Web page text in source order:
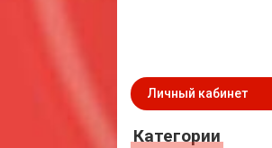
Личный кабинет
Категории